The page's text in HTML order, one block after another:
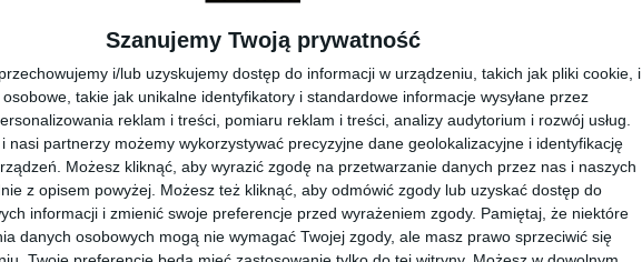
Szanujemy Twoją prywatność
przechowujemy i/lub uzyskujemy dostęp do informacji w urządzeniu, takich jak pliki cookie, i
takie jak unikalne identyfikatory i standardowe informacje wysyłane przez
reklam i treści, pomiaru reklam i treści, analizy audytorium i rozwój usług.
nasi partnerzy możemy wykorzystywać precyzyjne dane geolokalizacyjne i identyfikację
Możesz kliknąć, aby wyrazić zgodę na przetwarzanie danych przez nas i naszych
z opisem powyżej. Możesz też kliknąć, aby odmówić zgody lub uzyskać dostęp do
informacji i zmienić swoje preferencje przed wyrażeniem zgody. Pamiętaj, że niektóre
danych osobowych mogą nie wymagać Twojej zgody, ale masz prawo sprzeciwić się
ThinkBook Plus / fot. Twitter (@evleaks)